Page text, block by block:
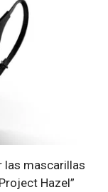
las mascarillas
Hazel”